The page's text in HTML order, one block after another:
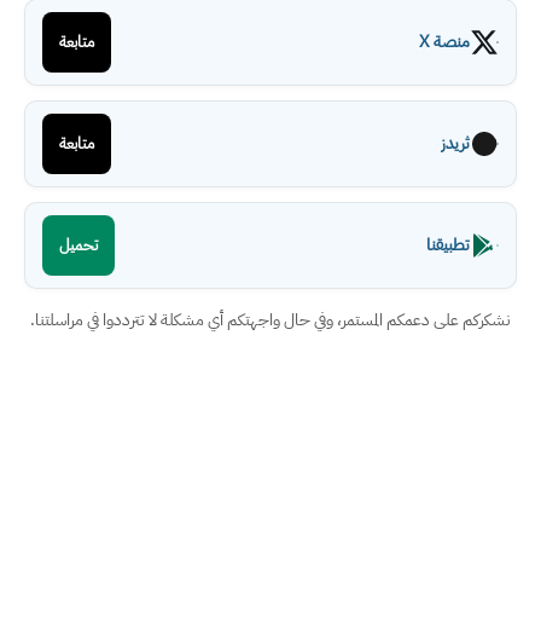
منصة X متابعة
ثريدز متابعة
تطبيقنا تحميل
نشكركم على دعمكم المستمر، وفي حال واجهتكم أي مشكلة لا تترددوا في مراسلتنا.